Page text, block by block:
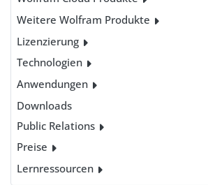
Weitere Wolfram Produkte
Lizenzierung
Technologien
Anwendungen
Downloads
Public Relations
Preise
Lernressourcen